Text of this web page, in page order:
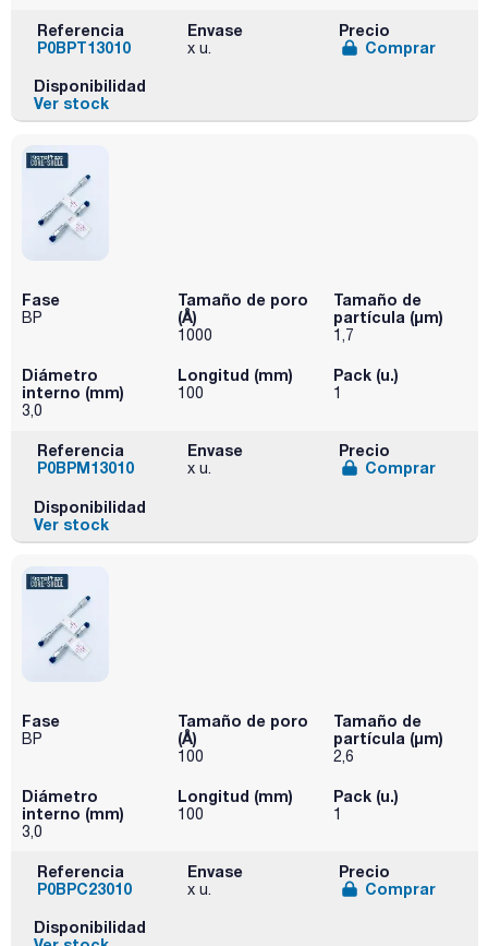
Referencia
P0BPT13010
Envase
x u.
Precio
Comprar
Disponibilidad
Ver stock
Fase
BP
Tamaño de poro
(Å)
1000
Tamaño de
partícula (μm)
1,7
Diámetro
interno (mm)
3,0
Longitud (mm)
100
Pack (u.)
1
Referencia
P0BPM13010
Envase
x u.
Precio
Comprar
Disponibilidad
Ver stock
Fase
BP
Tamaño de poro
(Å)
100
Tamaño de
partícula (μm)
2,6
Diámetro
interno (mm)
3,0
Longitud (mm)
100
Pack (u.)
1
Referencia
P0BPC23010
Envase
x u.
Precio
Comprar
Disponibilidad